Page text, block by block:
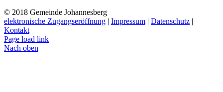
© 2018 Gemeinde Johannesberg
elektronische Zugangseröffnung | Impressum | Datenschutz |
Kontakt
Page load link
Nach oben